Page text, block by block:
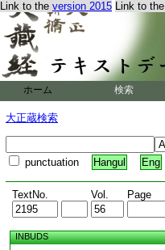
Link to the version 2015 Link to the
ホーム 検索
大正蔵検索
punctuation Hangul Eng
TextNo. Vol. Page
INBUDS